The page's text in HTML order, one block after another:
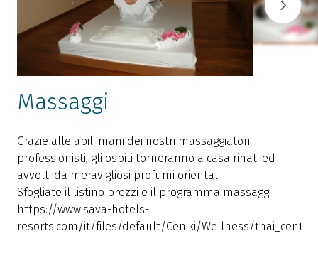
Massaggi
Grazie alle abili mani dei nostri massaggiatori
professionisti, gli ospiti torneranno a casa rinati ed
avvolti da meravigliosi profumi orientali.
Sfogliate il listino prezzi e il programma massagg:
https://www.sava-hotels-
resorts.com/it/files/default/Ceniki/Wellness/